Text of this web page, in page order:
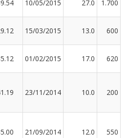
10/05/2015 27.0 1.700
15/03/2015 13.0 600
01/02/2015 17.0 620
23/11/2014 10.0 200
21/09/2014 12.0 550